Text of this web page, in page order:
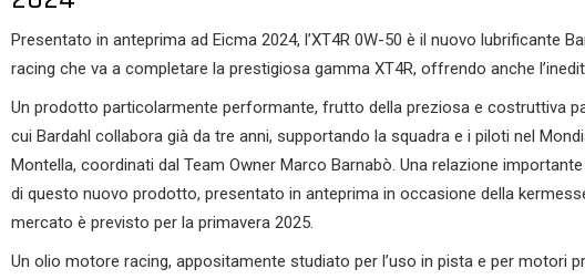
Presentato in anteprima ad Eicma 2024, l’XT4R 0W-50 è il nuovo lubrificante
racing che va a completare la prestigiosa gamma XT4R, offrendo anche
Un prodotto particolarmente performante, frutto della preziosa e costruttiva
cui Bardahl collabora già da tre anni, supportando la squadra e i piloti nel
Montella, coordinati dal Team Owner Marco Barnabò. Una relazione
di questo nuovo prodotto, presentato in anteprima in occasione della
mercato è previsto per la primavera 2025.
Un olio motore racing, appositamente studiato per l’uso in pista e per motori